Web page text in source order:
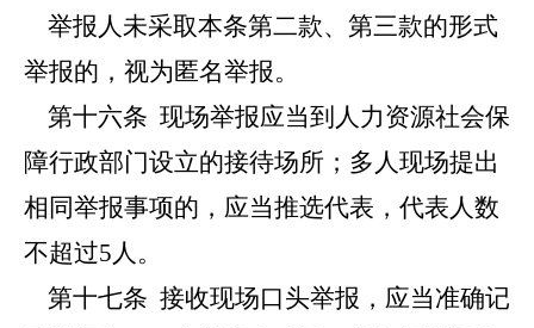
举报人未采取本条第二款、第三款的形式
举报的，视为匿名举报。
第十六条 现场举报应当到人力资源社会保
障行政部门设立的接待场所；多人现场提出
相同举报事项的，应当推选代表，代表人数
不超过5人。
第十七条 接收现场口头举报，应当准确记